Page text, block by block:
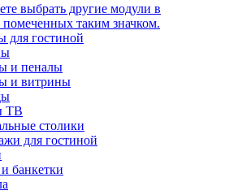
выбрать другие модули в
помеченных таким значком.
для гостиной
и пеналы
и витрины
ТВ
столики
для гостиной
банкетки